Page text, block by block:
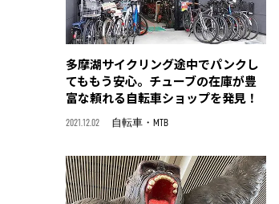
多摩湖サイクリング途中でパンクし
てももう安心。チューブの在庫が豊
富な頼れる自転車ショップを発見！
2021.12.02 自転車・MTB